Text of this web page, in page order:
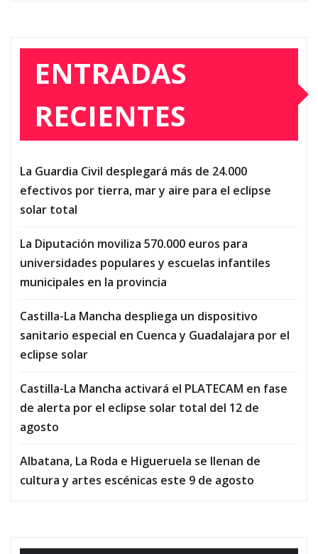
ENTRADAS
RECIENTES
La Guardia Civil desplegará más de 24.000
efectivos por tierra, mar y aire para el eclipse
solar total
La Diputación moviliza 570.000 euros para
universidades populares y escuelas infantiles
municipales en la provincia
Castilla-La Mancha despliega un dispositivo
sanitario especial en Cuenca y Guadalajara por el
eclipse solar
Castilla-La Mancha activará el PLATECAM en fase
de alerta por el eclipse solar total del 12 de
agosto
Albatana, La Roda e Higueruela se llenan de
cultura y artes escénicas este 9 de agosto